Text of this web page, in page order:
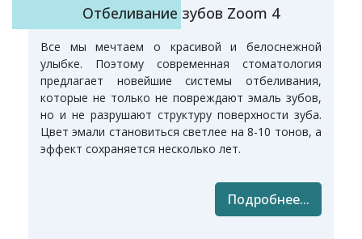
Отбеливание зубов Zoom 4
Все мы мечтаем о красивой и белоснежной
улыбке. Поэтому современная стоматология
предлагает новейшие системы отбеливания,
которые не только не повреждают эмаль зубов,
но и не разрушают структуру поверхности зуба.
Цвет эмали становиться светлее на 8-10 тонов, а
эффект сохраняется несколько лет.
Подробнее...